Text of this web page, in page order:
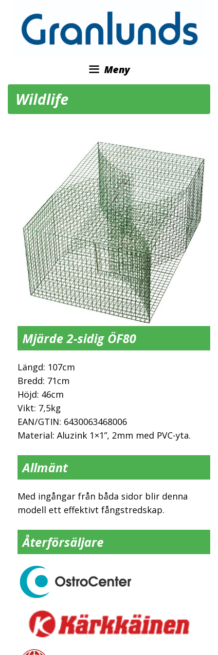
innehåll
Meny
Wildlife
Mjärde 2-sidig ÖF80
Längd: 107cm
Bredd: 71cm
Höjd: 46cm
Vikt: 7,5kg
EAN/GTIN: 6430063468006
Material: Aluzink 1×1”, 2mm med PVC-yta.
Allmänt
Med ingångar från båda sidor blir denna
modell ett effektivt fångstredskap.
Återförsäljare